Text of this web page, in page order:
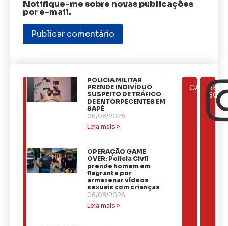
Notifique-me sobre novas publicações
por e-mail.
ÚLTIMAS
NOTÍCIAS
​POLÍCIA MILITAR
PRENDE INDIVÍDUO
SUSPEITO DE TRÁFICO
DE ENTORPECENTES EM
SAPÉ
06/08/2026
Leia mais »
OPERAÇÃO GAME
OVER: Polícia Civil
prende homem em
flagrante por
armazenar vídeos
sexuais com crianças
06/08/2026
Leia mais »